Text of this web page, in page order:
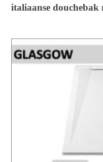
italiaanse douchebak